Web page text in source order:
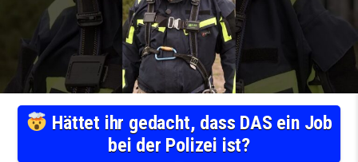
Hättet ihr gedacht, dass DAS ein Job
bei der Polizei ist?